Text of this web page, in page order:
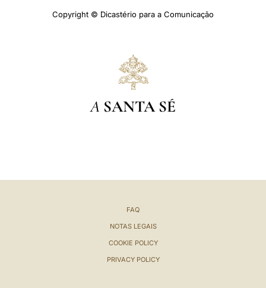
Copyright © Dicastério para a Comunicação
A SANTA SÉ
FAQ
NOTAS LEGAIS
COOKIE POLICY
PRIVACY POLICY